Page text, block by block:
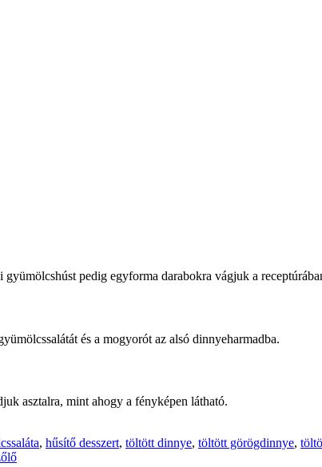
pedig egyforma darabokra vágjuk a
és a mogyorót az alsó dinnyeharmadba.
asztalra, mint ahogy a fényképen látható.
, hűsítő desszert, töltött dinnye, töltött görögdinnye,